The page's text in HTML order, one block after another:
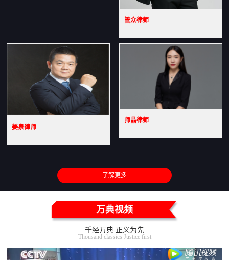
管众律师
姜泉律师
师晶律师
了解更多
万典视频
千经万典 正义为先
Thousand classics Justice first